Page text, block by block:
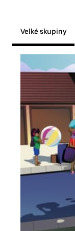
Velké skupiny